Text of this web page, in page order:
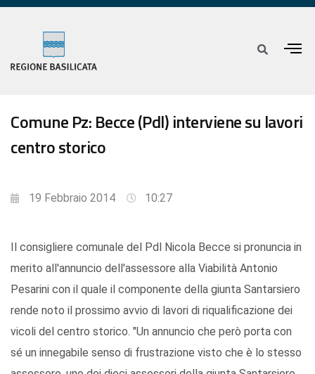
Comune Pz: Becce (Pdl) interviene su lavori
centro storico
19 Febbraio 2014 10:27
Il consigliere comunale del Pdl Nicola Becce si pronuncia in
merito all'annuncio dell'assessore alla Viabilità Antonio
Pesarini con il quale il componente della giunta Santarsiero
rende noto il prossimo avvio di lavori di riqualificazione dei
vicoli del centro storico. "Un annuncio che però porta con
sé un innegabile senso di frustrazione visto che è lo stesso